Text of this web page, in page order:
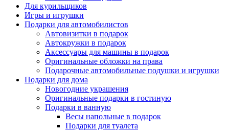
Для курильщиков
Игры и игрушки
Подарки для автомобилистов
Автовизитки в подарок
Автокружки в подарок
Аксессуары для машины в подарок
Оригинальные обложки на права
Подарочные автомобильные подушки и игрушки
Подарки для дома
Новогодние украшения
Оригинальные подарки в гостиную
Подарки в ванную
Весы напольные в подарок
Подарки для туалета